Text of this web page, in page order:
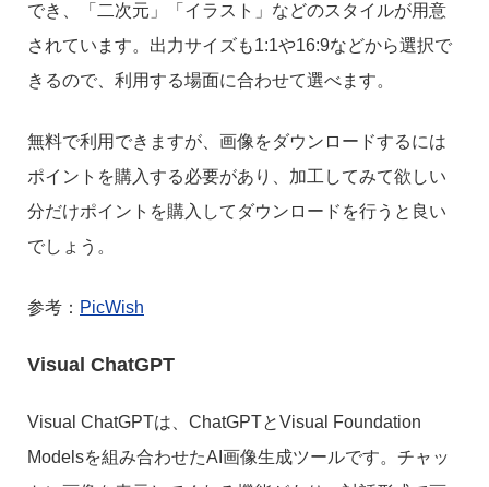
でき、「二次元」「イラスト」などのスタイルが用意
されています。出力サイズも1:1や16:9などから選択で
きるので、利用する場面に合わせて選べます。
無料で利用できますが、画像をダウンロードするには
ポイントを購入する必要があり、加工してみて欲しい
分だけポイントを購入してダウンロードを行うと良い
でしょう。
参考： PicWish
Visual ChatGPT
Visual ChatGPTは、ChatGPTとVisual Foundation
Modelsを組み合わせたAI画像生成ツールです。チャッ